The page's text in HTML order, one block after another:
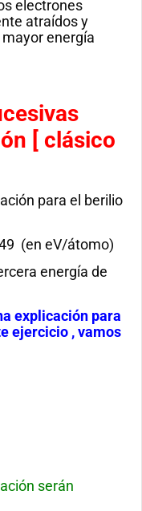
electrones
atraídos y
energía
[ clásico
para el berilio
(en eV/átomo)
energía de
explicación para
ejercicio , vamos
serán